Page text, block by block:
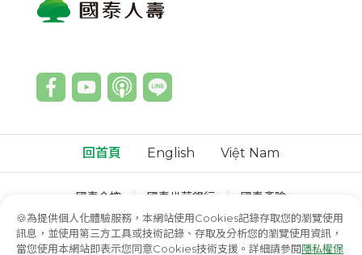
🍪為提供個人化體驗服務，本網站使用Cookies記錄存取您的瀏覽使用
訊息，並使用第三方工具或技術記錄、存取及分析您的瀏覽使用資訊，
當您使用本網站即表示您同意Cookies技術支援。詳細請參閱隱私權保
回首頁 English Việt Nam
國泰金控 國泰世華銀行
國泰產險
國泰綜合證券
國泰投信 國泰投顧
© 國泰人壽保險股份有限公司